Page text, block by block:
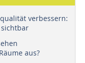
verbessern:
aus?